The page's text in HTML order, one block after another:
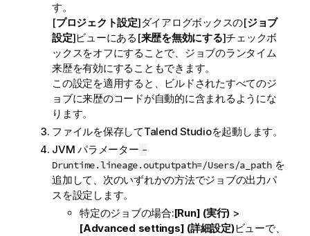
す。
[プロジェクト設定]ダイアログボックスの[ジョブ
設定]ビューにある[来歴を無効にする]チェックボ
ックスをオフにすることで、ジョブのランタイム
来歴を有効にすることもできます。
この設定を適用すると、ビルドされたすべてのジ
ョブに来歴のコードが自動的に含まれるようにな
ります。
ファイルを保存してTalend Studioを起動します。
JVM パラメーター -
Druntime.lineage.outputpath=/Users/a_path を
追加して、次のいずれかの方法でジョブの出力パ
スを設定します。
特定のジョブの場合:[Run] (実行) >
[Advanced settings] (詳細設定)ビューで、